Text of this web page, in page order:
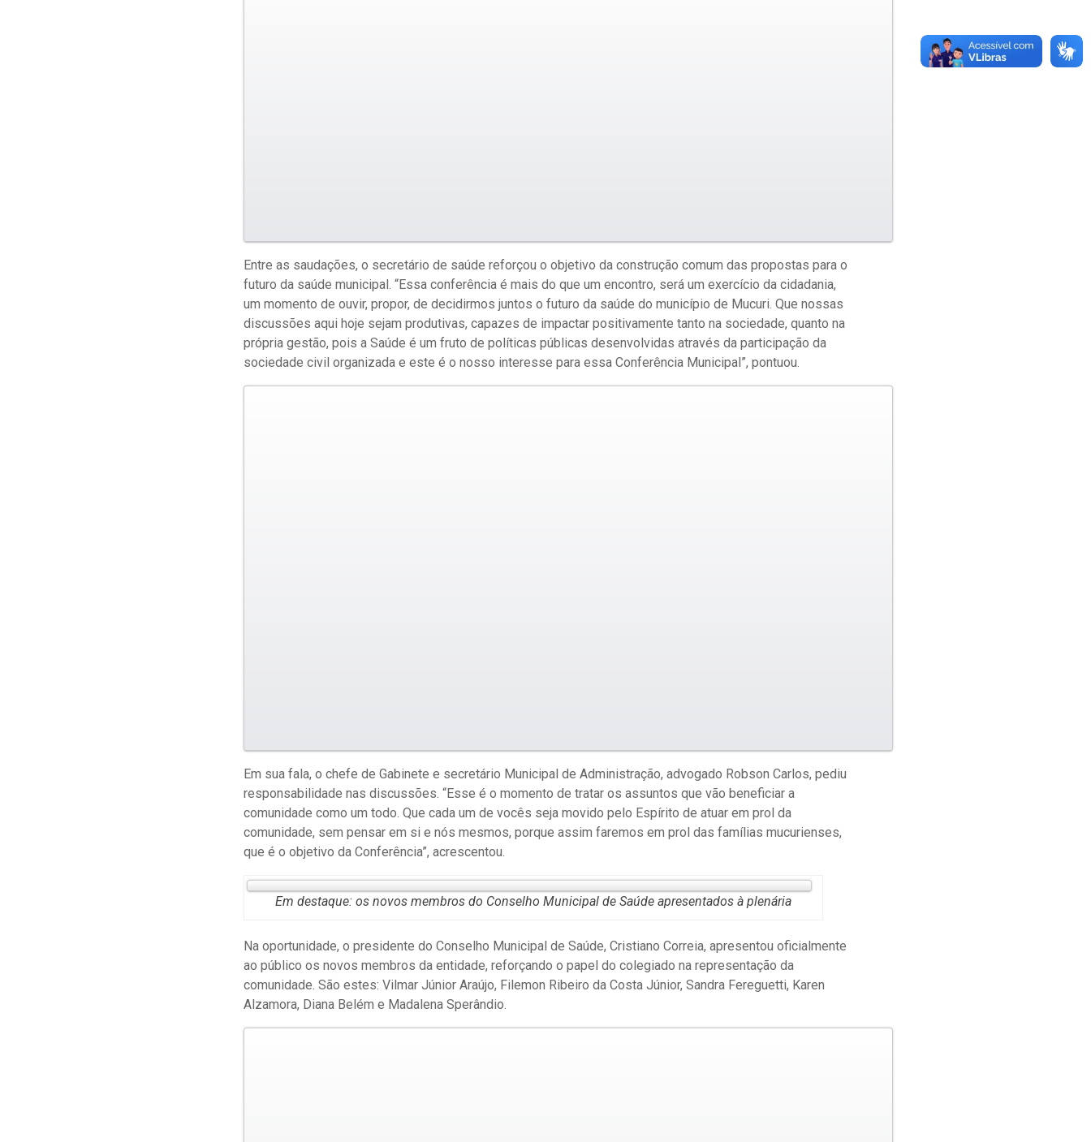
Entre as saudações, o secretário de saúde reforçou o objetivo da construção comum das propostas para o
futuro da saúde municipal. “Essa conferência é mais do que um encontro, será um exercício da cidadania,
um momento de ouvir, propor, de decidirmos juntos o futuro da saúde do município de Mucuri. Que nossas
discussões aqui hoje sejam produtivas, capazes de impactar positivamente tanto na sociedade, quanto na
própria gestão, pois a Saúde é um fruto de políticas públicas desenvolvidas através da participação da
sociedade civil organizada e este é o nosso interesse para essa Conferência Municipal”, pontuou.
Em sua fala, o chefe de Gabinete e secretário Municipal de Administração, advogado Robson Carlos, pediu
responsabilidade nas discussões. “Esse é o momento de tratar os assuntos que vão beneficiar a
comunidade como um todo. Que cada um de vocês seja movido pelo Espírito de atuar em prol da
comunidade, sem pensar em si e nós mesmos, porque assim faremos em prol das famílias mucurienses,
que é o objetivo da Conferência”, acrescentou.
Em destaque: os novos membros do Conselho Municipal de Saúde apresentados à plenária
Na oportunidade, o presidente do Conselho Municipal de Saúde, Cristiano Correia, apresentou oficialmente
ao público os novos membros da entidade, reforçando o papel do colegiado na representação da
comunidade. São estes: Vilmar Júnior Araújo, Filemon Ribeiro da Costa Júnior, Sandra Fereguetti, Karen
Alzamora, Diana Belém e Madalena Sperândio.